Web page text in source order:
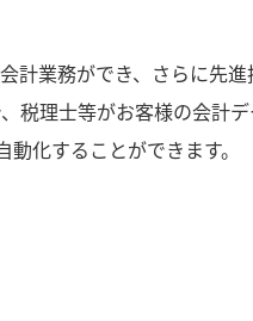
計業務ができ、さらに先
税理士等がお客様の会計
化することができます。